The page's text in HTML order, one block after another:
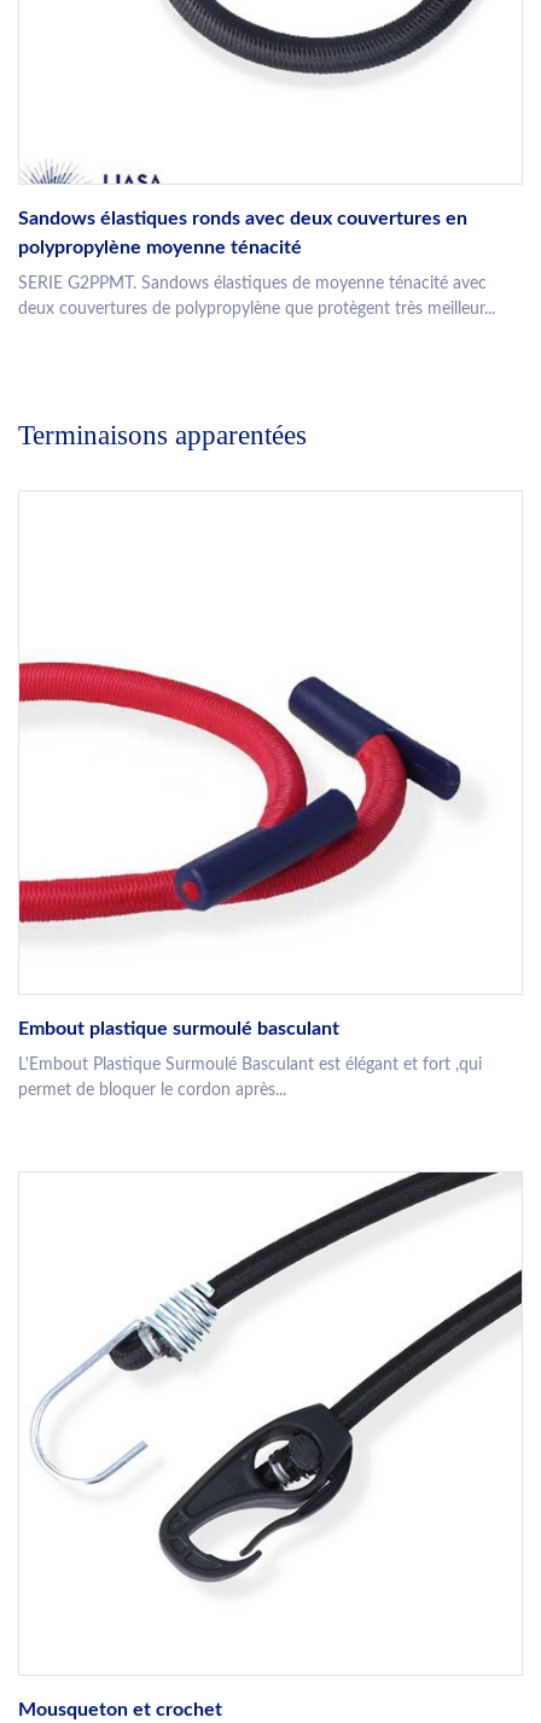
Sandows élastiques ronds avec deux couvertures en
polypropylène moyenne ténacité
SERIE G2PPMT. Sandows élastiques de moyenne ténacité avec
deux couvertures de polypropylène que protègent très meilleur...
Terminaisons apparentées
Embout plastique surmoulé basculant
L'Embout Plastique Surmoulé Basculant est élégant et fort ,qui
permet de bloquer le cordon après...
Mousqueton et crochet